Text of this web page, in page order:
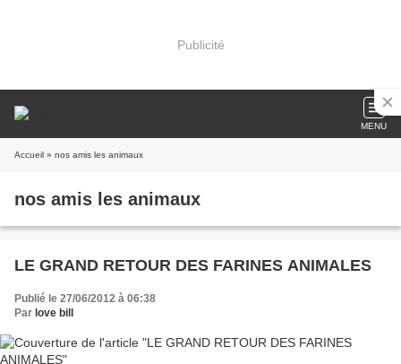
Publicité
MENU
Accueil » nos amis les animaux
nos amis les animaux
LE GRAND RETOUR DES FARINES ANIMALES
Publié le 27/06/2012 à 06:38
Par love bill